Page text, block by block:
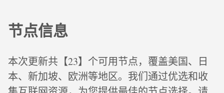
节点信息
本次更新共【23】个可用节点，覆盖美国、日
本、新加坡、欧洲等地区。我们通过优选和收